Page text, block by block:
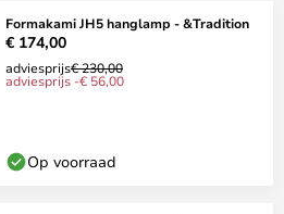
Formakami JH5 hanglamp - &Tradition
€ 174,00
adviesprijs€ 230,00
adviesprijs -€ 56,00
Op voorraad